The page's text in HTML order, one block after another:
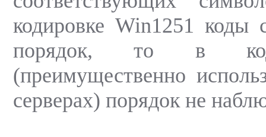
кодировке Win1251 коды
порядок, то в
(преимущественно
серверах) порядок не